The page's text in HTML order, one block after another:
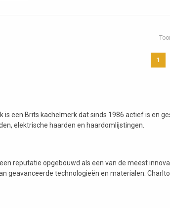
1
is een Brits kachelmerk dat sinds 1986 actief is en
elektrische haarden en haardomlijstingen.
reputatie opgebouwd als een van de meest
geavanceerde technologieën en materialen.